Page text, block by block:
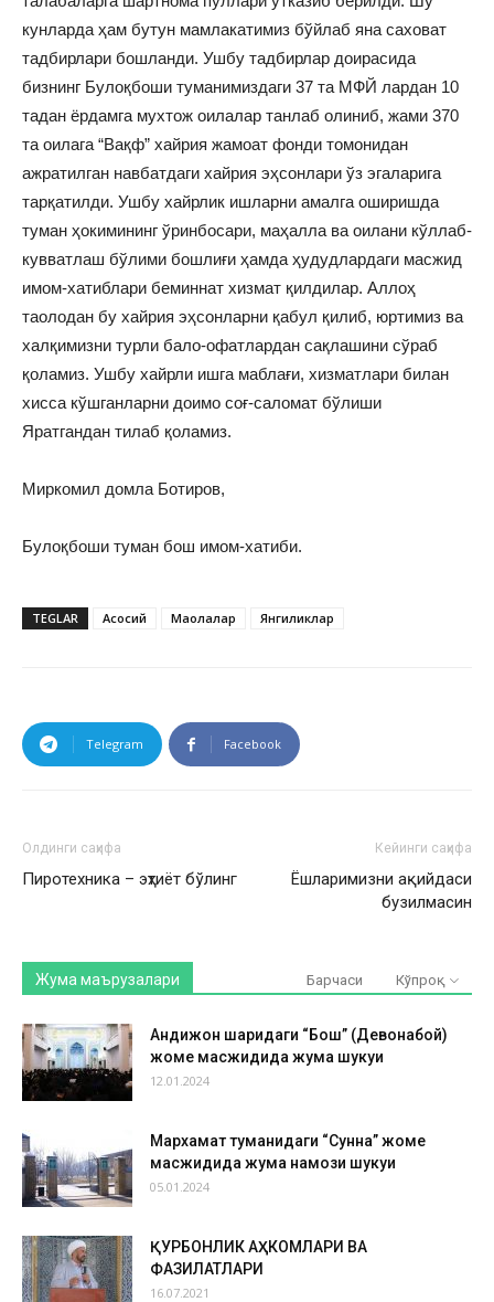
кунларда ҳам бутун мамлакатимиз бўйлаб яна саховат
тадбирлари бошланди. Ушбу тадбирлар доирасида
бизнинг Булоқбоши туманимиздаги 37 та МФЙ лардан 10
тадан ёрдамга мухтож оилалар танлаб олиниб, жами 370
та оилага “Вақф” хайрия жамоат фонди томонидан
ажратилган навбатдаги хайрия эҳсонлари ўз эгаларига
тарқатилди. Ушбу хайрлик ишларни амалга оширишда
туман ҳокимининг ўринбосари, маҳалла ва оилани кўллаб-
кувватлаш бўлими бошлиғи ҳамда ҳудудлардаги масжид
имом-хатиблари беминнат хизмат қилдилар. Аллоҳ
таолодан бу хайрия эҳсонларни қабул қилиб, юртимиз ва
халқимизни турли бало-офатлардан сақлашини сўраб
қоламиз. Ушбу хайрли ишга маблағи, хизматлари билан
хисса кўшганларни доимо соғ-саломат бўлиши
Яратгандан тилаб қоламиз.
Миркомил домла Ботиров,
Булоқбоши туман бош имом-хатиби.
TEGLAR Асосий Мақолалар Янгиликлар
Telegram Facebook
Олдинги саҳифа
Пиротехника – эҳтиёт бўлинг
Кейинги саҳифа
Ёшларимизни ақийдаси
бузилмасин
Жума маърузалари Барчаси Кўпроқ
Андижон шаҳридаги “Бош” (Девонабой)
жоме масжидида жума шукуҳи
12.01.2024
Мархамат туманидаги “Сунна” жоме
масжидида жума намози шукуҳи
05.01.2024
ҚУРБОНЛИК АҲКОМЛАРИ ВА
ФАЗИЛАТЛАРИ
16.07.2021